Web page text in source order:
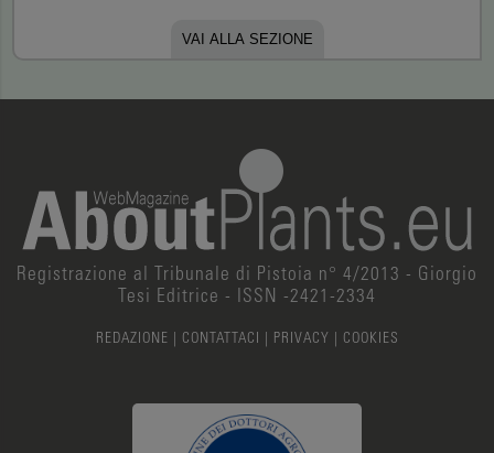
VAI ALLA SEZIONE
Registrazione al Tribunale di Pistoia n° 4/2013 - Giorgio
Tesi Editrice - ISSN -2421-2334
REDAZIONE | CONTATTACI | PRIVACY | COOKIES